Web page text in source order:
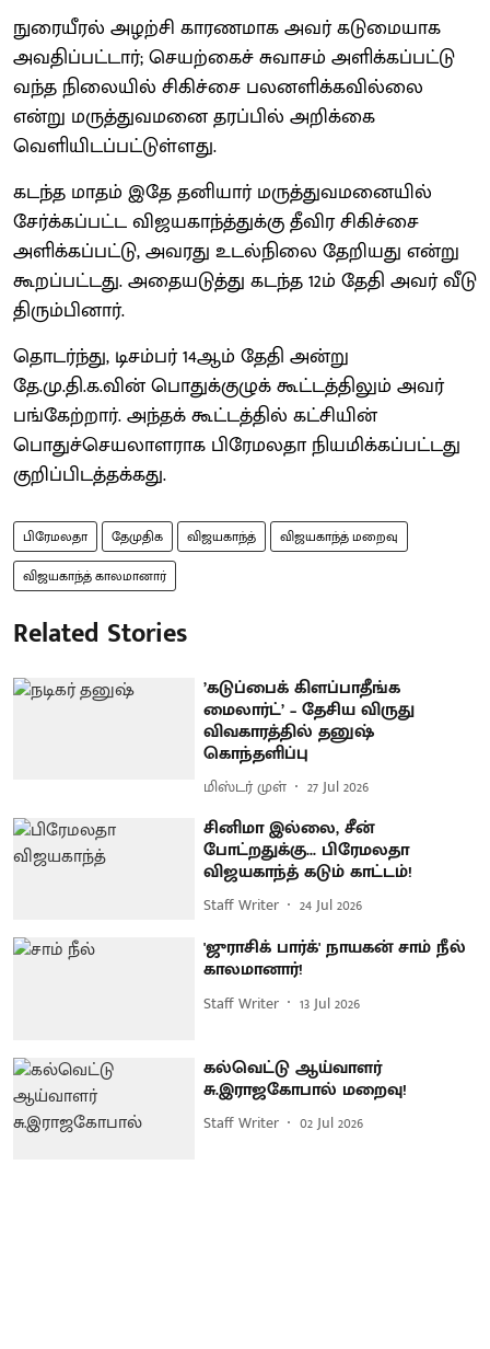
நுரையீரல் அழற்சி காரணமாக அவர் கடுமையாக
அவதிப்பட்டார்; செயற்கைச் சுவாசம் அளிக்கப்பட்டு
வந்த நிலையில் சிகிச்சை பலனளிக்கவில்லை
என்று மருத்துவமனை தரப்பில் அறிக்கை
வெளியிடப்பட்டுள்ளது.
கடந்த மாதம் இதே தனியார் மருத்துவமனையில்
சேர்க்கப்பட்ட விஜயகாந்த்துக்கு தீவிர சிகிச்சை
அளிக்கப்பட்டு, அவரது உடல்நிலை தேறியது என்று
கூறப்பட்டது. அதையடுத்து கடந்த 12ம் தேதி அவர் வீடு
திரும்பினார்.
தொடர்ந்து, டிசம்பர் 14ஆம் தேதி அன்று
தே.மு.தி.க.வின் பொதுக்குழுக் கூட்டத்திலும் அவர்
பங்கேற்றார். அந்தக் கூட்டத்தில் கட்சியின்
பொதுச்செயலாளராக பிரேமலதா நியமிக்கப்பட்டது
குறிப்பிடத்தக்கது.
பிரேமலதா தேமுதிக விஜயகாந்த்
விஜயகாந்த் மறைவு
விஜயகாந்த் காலமானார்
Related Stories
’கடுப்பைக் கிளப்பாதீங்க
மைலார்ட்’ – தேசிய விருது
விவகாரத்தில் தனுஷ்
கொந்தளிப்பு
மிஸ்டர் முள் 27 Jul 2026
சினிமா இல்லை, சீன்
போட்றதுக்கு... பிரேமலதா
விஜயகாந்த் கடும் காட்டம்!
Staff Writer 24 Jul 2026
'ஜுராசிக் பார்க்' நாயகன் சாம் நீல்
காலமானார்!
Staff Writer 13 Jul 2026
கல்வெட்டு ஆய்வாளர்
சு.இராஜகோபால் மறைவு!
Staff Writer 02 Jul 2026